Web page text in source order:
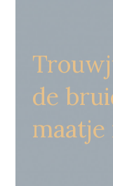
Grote
de